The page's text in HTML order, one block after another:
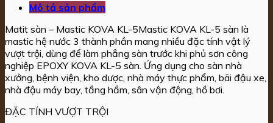
Mô tả sản phẩm
Matit sàn – Mastic KOVA KL-5Mastic KOVA KL-5 sàn là
mastic hệ nước 3 thành phần mang nhiều đặc tính vật lý
vượt trội, dùng để làm phẳng sàn trước khi phủ sơn công
nghiệp EPOXY KOVA KL-5 sàn. Ứng dụng cho sàn nhà
xưởng, bệnh viện, kho dược, nhà máy thực phẩm, bãi đậu xe,
nhà đậu máy bay, tầng hầm, sân vận động, hồ bơi.
ĐẶC TÍNH VƯỢT TRỘI